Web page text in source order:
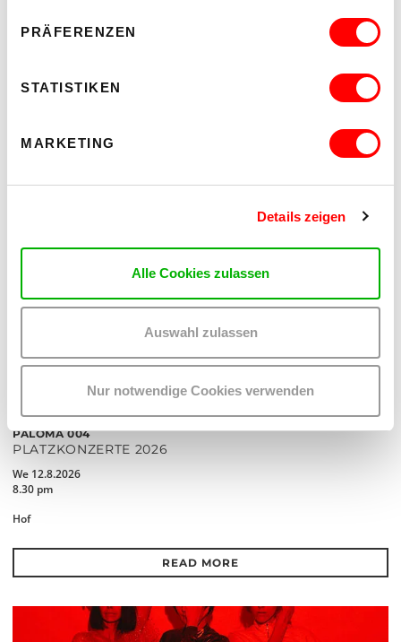
PRÄFERENZEN
STATISTIKEN
MARKETING
Details zeigen
Alle Cookies zulassen
Auswahl zulassen
Nur notwendige Cookies verwenden
8.30 pm
PALOMA 004
PLATZKONZERTE 2026
We 12.8.2026
8.30 pm
Hof
READ MORE